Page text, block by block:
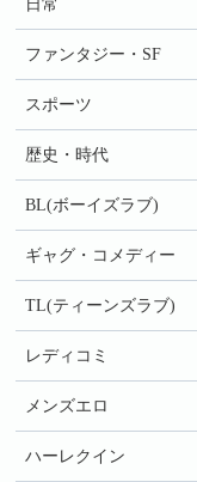
日常
ファンタジー・SF
スポーツ
歴史・時代
BL(ボーイズラブ)
ギャグ・コメディー
TL(ティーンズラブ)
レディコミ
メンズエロ
ハーレクイン